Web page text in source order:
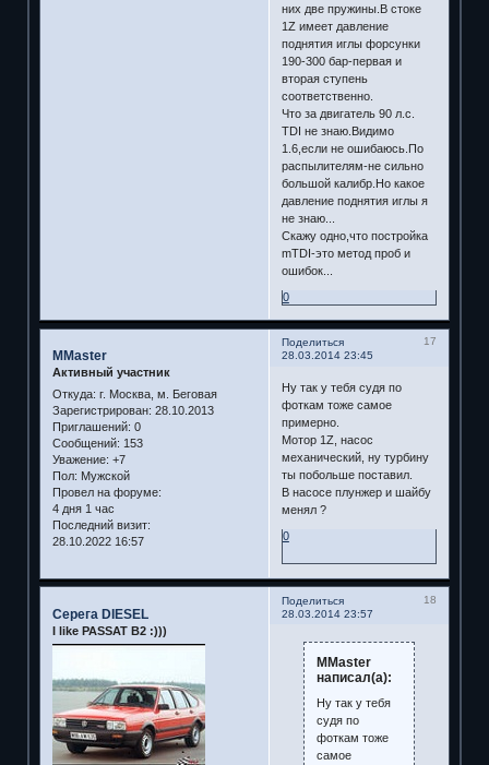
них две пружины.В стоке
1Z имеет давление
поднятия иглы форсунки
190-300 бар-первая и
вторая ступень
соответственно.
Что за двигатель 90 л.с.
TDI не знаю.Видимо
1.6,если не ошибаюсь.По
распылителям-не сильно
большой калибр.Но какое
давление поднятия иглы я
не знаю...
Скажу одно,что постройка
mTDI-это метод проб и
ошибок...
0
Поделиться
17
28.03.2014 23:45
MMaster
Активный участник
Откуда: г. Москва, м. Беговая
Зарегистрирован: 28.10.2013
Приглашений: 0
Сообщений: 153
Уважение: +7
Пол: Мужской
Провел на форуме:
4 дня 1 час
Последний визит:
28.10.2022 16:57
Ну так у тебя судя по
фоткам тоже самое
примерно.
Мотор 1Z, насос
механический, ну турбину
ты побольше поставил.
В насосе плунжер и шайбу
менял ?
0
Поделиться
18
28.03.2014 23:57
Серега DIESEL
I like PASSAT B2 :)))
MMaster
написал(а):
Ну так у тебя
судя по
фоткам тоже
самое